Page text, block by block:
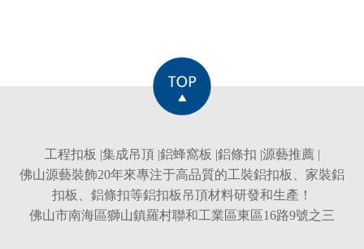
工程扣板 |集成吊頂|鋁蜂窩板 |鋁條扣 |源藝推薦|
佛山源藝裝飾20年來專注于高品質的工裝鋁扣板
家裝鋁
扣板
鋁條扣等鋁扣板吊頂材料研發和生產！
佛山市南海區獅山鎮羅村聯和工業區東區16路9號之三